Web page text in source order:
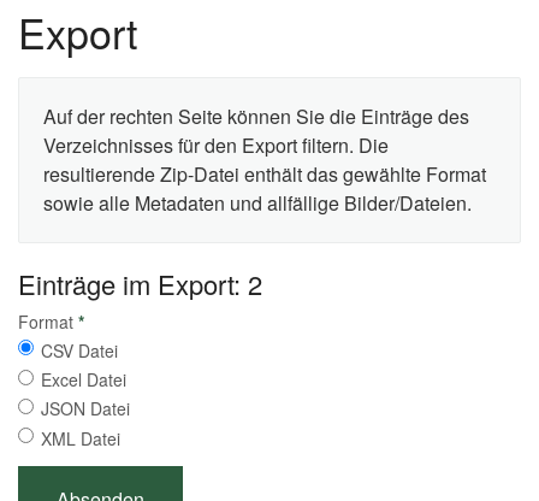
Export
Auf der rechten Seite können Sie die Einträge des
Verzeichnisses für den Export filtern. Die
resultierende Zip-Datei enthält das gewählte Format
sowie alle Metadaten und allfällige Bilder/Dateien.
Einträge im Export: 2
Format *
CSV Datei
Excel Datei
JSON Datei
XML Datei